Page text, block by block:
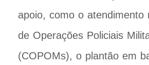
apoio, como o atendimento
de Operações Policiais
(COPOMs), o plantão em